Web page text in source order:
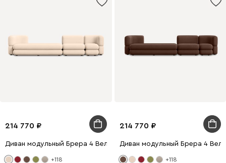
214 770
Диван модульный Брера 4 Велюр Бежевый
+118
214 770
Диван модульный Брера 4
+118